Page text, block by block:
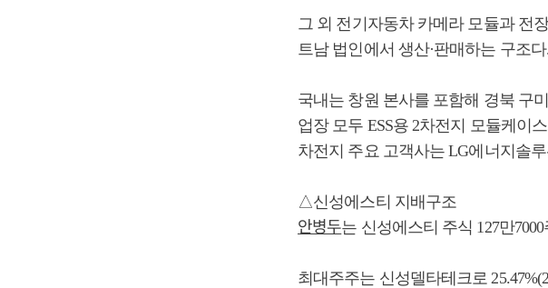
그 외 전기자동차 카메라 모듈과 전
트남 법인에서 생산·판매하는 구조
국내는 창원 본사를 포함해 경북 구
업장 모두 ESS용 2차전지 모듈케이
차전지 주요 고객사는 LG에너지솔
△신성에스티 지배구조
안병두는 신성에스티 주식 127만
최대주주는 신성델타테크로